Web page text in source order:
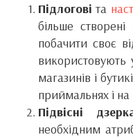
Підлогові та
більше
побачити своє
магазинів і
приймальнях і на
Підвісні
необхідним